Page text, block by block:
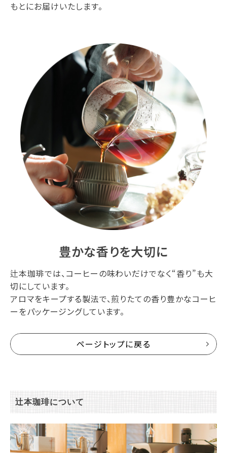
もとにお届けいたします。
豊かな香りを大切に
辻本珈琲では、コーヒーの味わいだけでなく“香り”も大
切にしています。
アロマをキープする製法で、煎りたての香り豊かなコーヒ
ーをパッケージングしています。
ページトップに戻る
辻本珈琲について